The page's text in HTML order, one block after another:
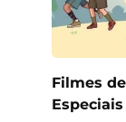
Filmes
Especiais